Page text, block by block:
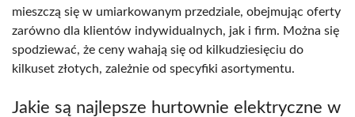
mieszczą się w umiarkowanym przedziale, obejmując oferty
zarówno dla klientów indywidualnych, jak i firm. Można się
spodziewać, że ceny wahają się od kilkudziesięciu do
kilkuset złotych, zależnie od specyfiki asortymentu.
Jakie są najlepsze hurtownie elektryczne w